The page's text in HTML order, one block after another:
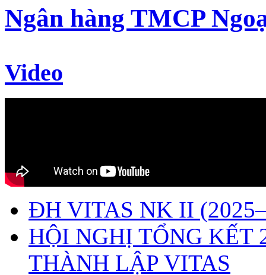
Ngân hàng TMCP
Video
ĐH VITAS NK II
HỘI NGHỊ TỔNG
THÀNH LẬP VITAS